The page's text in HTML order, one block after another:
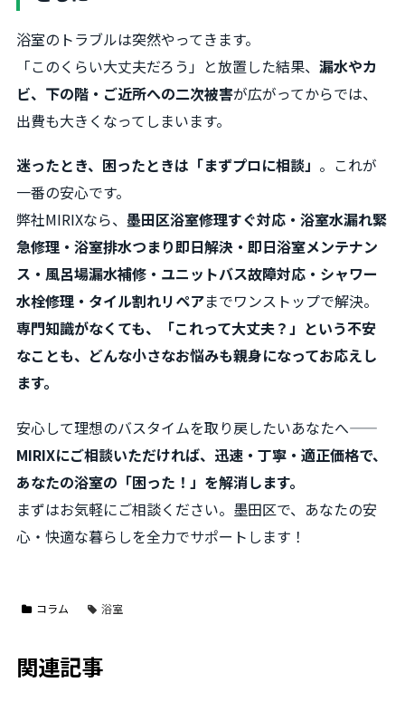
浴室のトラブルは突然やってきます。
「このくらい大丈夫だろう」と放置した結果、 漏水やカ
ビ、下の階・ご近所への二次被害が広がってからでは、
出費も大きくなってしまいます。
迷ったとき、困ったときは「まずプロに相談」 。これが
一番の安心です。
弊社MIRIXなら、 墨田区浴室修理すぐ対応・浴室水漏れ緊
急修理・浴室排水つまり即日解決・即日浴室メンテナン
ス・風呂場漏水補修・ユニットバス故障対応・シャワー
水栓修理・タイル割れリペアまでワンストップで解決。
専門知識がなくても、「これって大丈夫？」という不安
なことも、どんな小さなお悩みも親身になってお応えし
ます。
安心して理想のバスタイムを取り戻したいあなたへ――
MIRIXにご相談いただければ、迅速・丁寧・適正価格で、
あなたの浴室の「困った！」を解消します。
まずはお気軽にご相談ください。墨田区で、あなたの安
心・快適な暮らしを全力でサポートします！
コラム 浴室
関連記事